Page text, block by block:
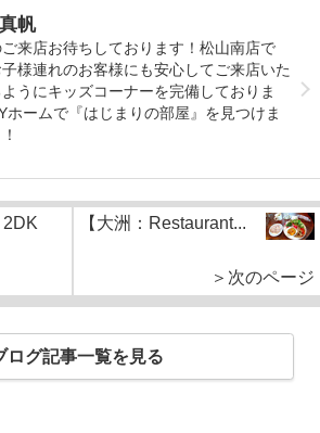
帆
来店お待ちしております！松山南店で
様連れのお客様にも安心してご来店いた
うにキッズコーナーを完備しておりま
ホームで『はじまりの部屋』を見つけま
【大洲：Restaurant...
＞次のページ
ログ記事一覧を見る